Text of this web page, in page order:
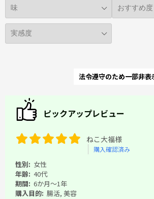
法令遵守のため一部非
ピックアップレビュー
ねこ大福様
購入確認済み
性別: 女性
年齢: 40代
期間: 6か月～1年
購入目的: 腸活, 美容